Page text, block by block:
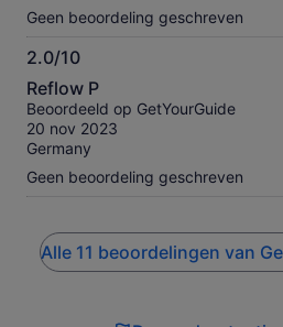
Geen beoordeling geschreven
2.0/10
2.0
van
10
Reflow P
Beoordeeld op GetYourGuide
20 nov 2023
Germany
Geen beoordeling geschreven
Alle 11 beoordelingen van